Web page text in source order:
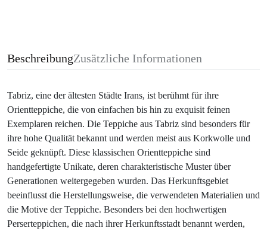
BeschreibungZusätzliche Informationen
Tabriz, eine der ältesten Städte Irans, ist berühmt für ihre
Orientteppiche, die von einfachen bis hin zu exquisit feinen
Exemplaren reichen. Die Teppiche aus Tabriz sind besonders für
ihre hohe Qualität bekannt und werden meist aus Korkwolle und
Seide geknüpft. Diese klassischen Orientteppiche sind
handgefertigte Unikate, deren charakteristische Muster über
Generationen weitergegeben wurden. Das Herkunftsgebiet
beeinflusst die Herstellungsweise, die verwendeten Materialien und
die Motive der Teppiche. Besonders bei den hochwertigen
Perserteppichen, die nach ihrer Herkunftsstadt benannt werden,